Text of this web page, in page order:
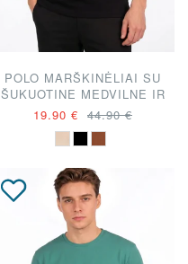
POLO MARŠKINĖLIAI SU
ŠUKUOTINE MEDVILNE IR
LINU
19.90 € 44.90 €